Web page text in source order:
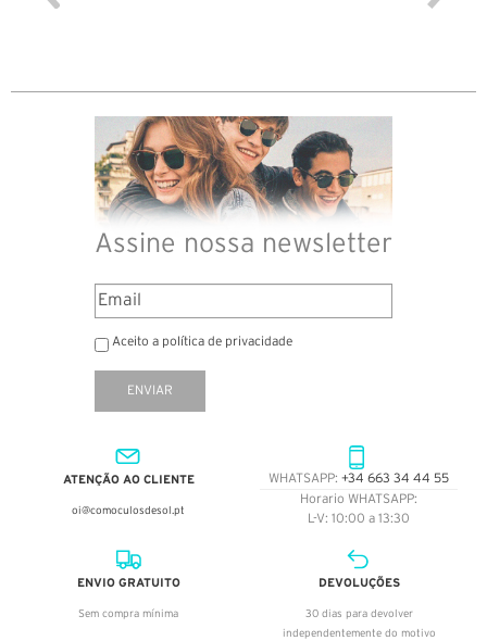
Assine nossa newsletter
Aceito a política de privacidade
ENVIAR
ATENÇÃO AO CLIENTE
oi@comoculosdesol.pt
WHATSAPP: +34 663 34 44 55
Horario WHATSAPP:
L-V: 10:00 a 13:30
ENVIO GRATUITO
Sem compra mínima
DEVOLUÇÕES
30 dias para devolver
independentemente do motivo